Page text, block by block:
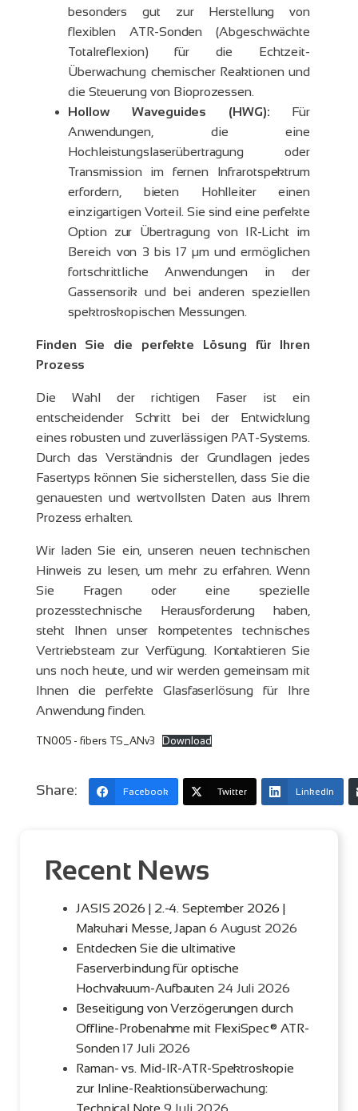
besonders gut zur Herstellung von
flexiblen ATR-Sonden (Abgeschwächte
Totalreflexion) für die Echtzeit-
Überwachung chemischer Reaktionen und
die Steuerung von Bioprozessen.
Hollow Waveguides (HWG): Für
Anwendungen, die eine
Hochleistungslaserübertragung oder
Transmission im fernen Infrarotspektrum
erfordern, bieten Hohlleiter einen
einzigartigen Vorteil. Sie sind eine perfekte
Option zur Übertragung von IR-Licht im
Bereich von 3 bis 17 μm und ermöglichen
fortschrittliche Anwendungen in der
Gassensorik und bei anderen speziellen
spektroskopischen Messungen.
Finden Sie die perfekte Lösung für Ihren
Prozess
Die Wahl der richtigen Faser ist ein
entscheidender Schritt bei der Entwicklung
eines robusten und zuverlässigen PAT-Systems.
Durch das Verständnis der Grundlagen jedes
Fasertyps können Sie sicherstellen, dass Sie die
genauesten und wertvollsten Daten aus Ihrem
Prozess erhalten.
Wir laden Sie ein, unseren neuen technischen
Hinweis zu lesen, um mehr zu erfahren. Wenn
Sie Fragen oder eine spezielle
prozesstechnische Herausforderung haben,
steht Ihnen unser kompetentes technisches
Vertriebsteam zur Verfügung. Kontaktieren Sie
uns noch heute, und wir werden gemeinsam mit
Ihnen die perfekte Glasfaserlösung für Ihre
Anwendung finden.
TN005 - fibers TS_ANv3 Download
Share: Facebook Twitter LinkedIn
Recent News
JASIS 2026 | 2.-4. September 2026 |
Makuhari Messe, Japan 6 August 2026
Entdecken Sie die ultimative
Faserverbindung für optische
Hochvakuum-Aufbauten 24 Juli 2026
Beseitigung von Verzögerungen durch
Offline-Probenahme mit FlexiSpec® ATR-
Sonden 17 Juli 2026
Raman- vs. Mid-IR-ATR-Spektroskopie
zur Inline-Reaktionsüberwachung: